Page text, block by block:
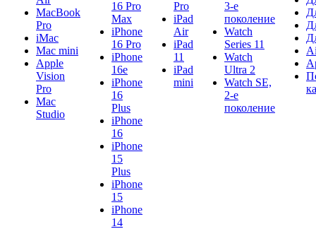
MacBook
Pro
iMac
Mac mini
Apple
Vision
Pro
Mac
Studio
16 Pro
Max
iPhone
16 Pro
iPhone
16e
iPhone
16
Plus
iPhone
16
iPhone
15
Plus
iPhone
15
iPhone
14
Pro
iPad
Air
iPad
11
iPad
mini
3-е
поколение
Watch
Series 11
Watch
Ultra 2
Watch SE,
2-е
поколение